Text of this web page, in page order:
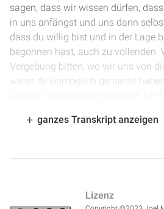
sagen, dass wir wissen dürfen,
in uns anfängst und uns dann
dass du willig bist und in der Lage
begonnen hast, auch zu vollenden.
Vergebung bitten, wo wir uns von
wir es dir unmöglich gemacht
erfüllen kannst, dass du uns
ganzes Transkript anzeigen
Lizenz